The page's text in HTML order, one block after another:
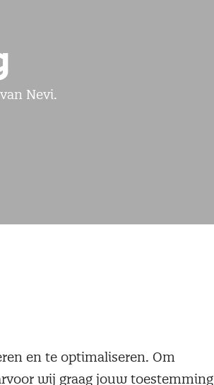
Nevi.
en te optimaliseren. Om
wij graag jouw toestemming